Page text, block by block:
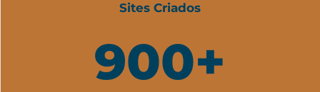
Sites Criados
900+